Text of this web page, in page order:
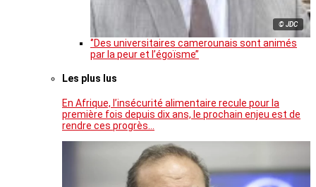
© JDC
‘’Des universitaires camerounais sont animés
par la peur et l’égoïsme’’
Les plus lus
En Afrique, l’insécurité alimentaire recule pour la
première fois depuis dix ans, le prochain enjeu est de
rendre ces progrès…